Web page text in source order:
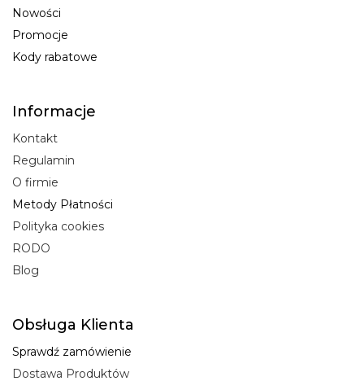
Nowości
Promocje
Kody rabatowe
Informacje
Kontakt
Regulamin
O firmie
Metody Płatności
Polityka cookies
RODO
Blog
Obsługa Klienta
Sprawdź zamówienie
Dostawa Produktów